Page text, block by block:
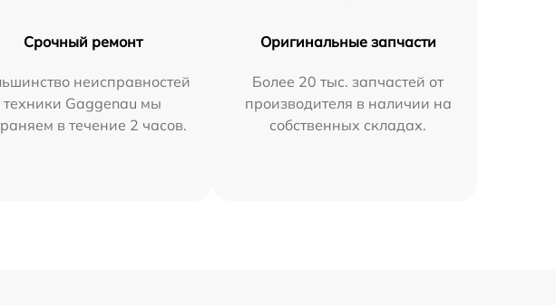
Срочный ремонт
неисправностей
техники Gaggenau мы
в течение 2 часов.
Оригинальные запчасти
Более 20 тыс. запчастей от
производителя в наличии на
собственных складах.